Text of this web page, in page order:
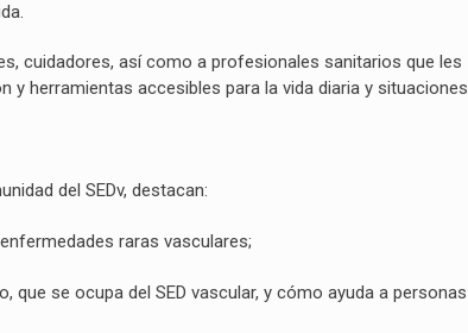
cuidadores, así como a profesionales sanitarios que les
herramientas accesibles para la vida diaria y situaciones
del SEDv, destacan:
raras vasculares;
que se ocupa del SED vascular, y cómo ayuda a personas